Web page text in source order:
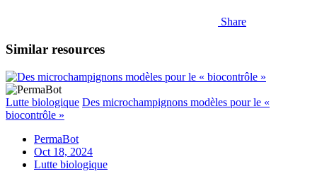
Share
Similar resources
Lutte biologique Des microchampignons modèles pour le «
biocontrôle »
PermaBot
Oct 18, 2024
Lutte biologique